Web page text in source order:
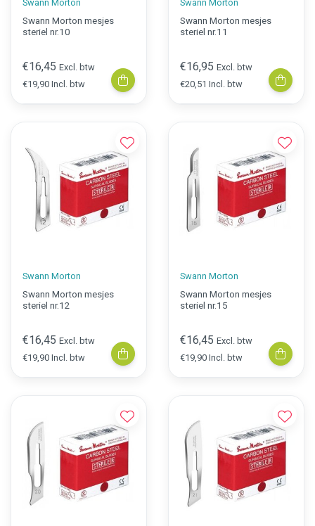
Swann Morton
Swann Morton mesjes
steriel nr.10
€16,45 Excl. btw
€19,90 Incl. btw
Swann Morton
Swann Morton mesjes
steriel nr.11
€16,95 Excl. btw
€20,51 Incl. btw
Swann Morton
Swann Morton mesjes
steriel nr.12
€16,45 Excl. btw
€19,90 Incl. btw
Swann Morton
Swann Morton mesjes
steriel nr.15
€16,45 Excl. btw
€19,90 Incl. btw